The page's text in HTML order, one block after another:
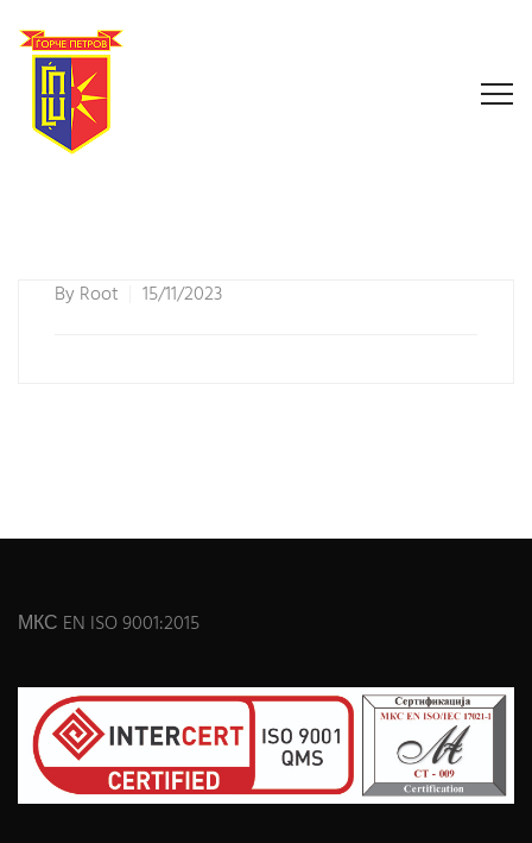
ByRoot 15/11/2023
МКС EN ISO 9001:2015